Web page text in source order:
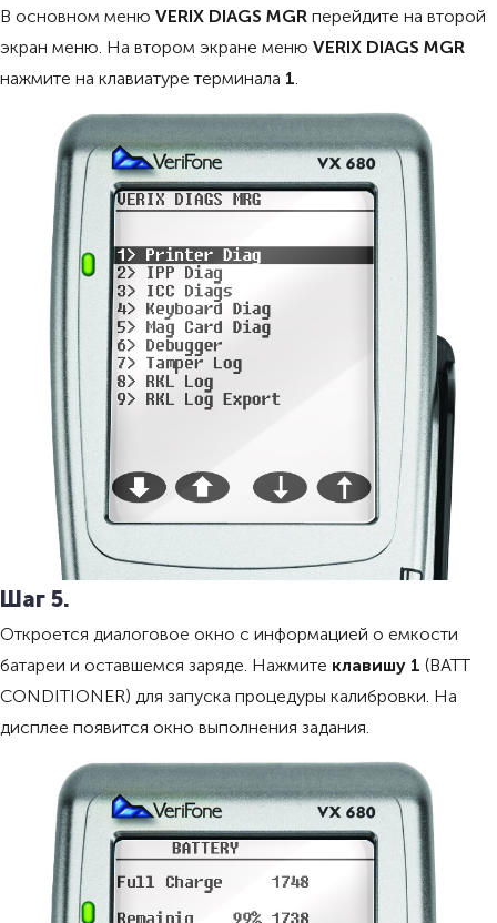
В основном меню VERIX DIAGS MGR перейдите на второй
экран меню. На втором экране меню VERIX DIAGS MGR
нажмите на клавиатуре терминала 1.
Шаг 5.
Откроется диалоговое окно с информацией о емкости
батареи и оставшемся заряде. Нажмите клавишу 1 (BATT
CONDITIONER) для запуска процедуры калибровки. На
дисплее появится окно выполнения задания.